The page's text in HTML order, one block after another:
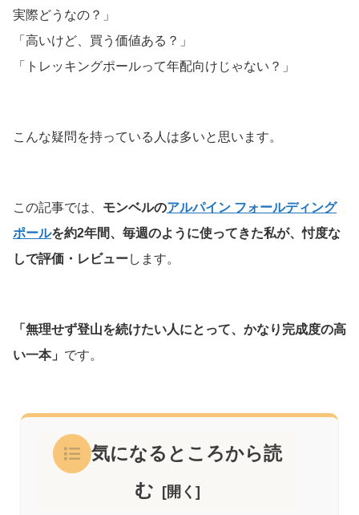
実際どうなの？」
「高いけど、買う価値ある？」
「トレッキングポールって年配向けじゃない？」
こんな疑問を持っている人は多いと思います。
この記事では、 モンベルのアルパイン フォールディング
ポールを約2年間、毎週のように使ってきた私が、忖度な
しで評価・レビューします。
「無理せず登山を続けたい人にとって、かなり完成度の高
い一本」 です。
気になるところから読
む